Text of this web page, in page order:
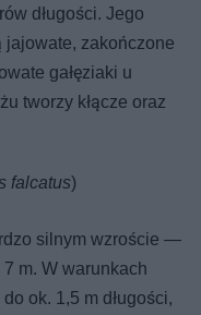
długości. Jego
jajowate, zakończone
gałęziaki u
tworzy kłącze oraz
falcatus)
silnym wzroście —
m. W warunkach
ok. 1,5 m długości,